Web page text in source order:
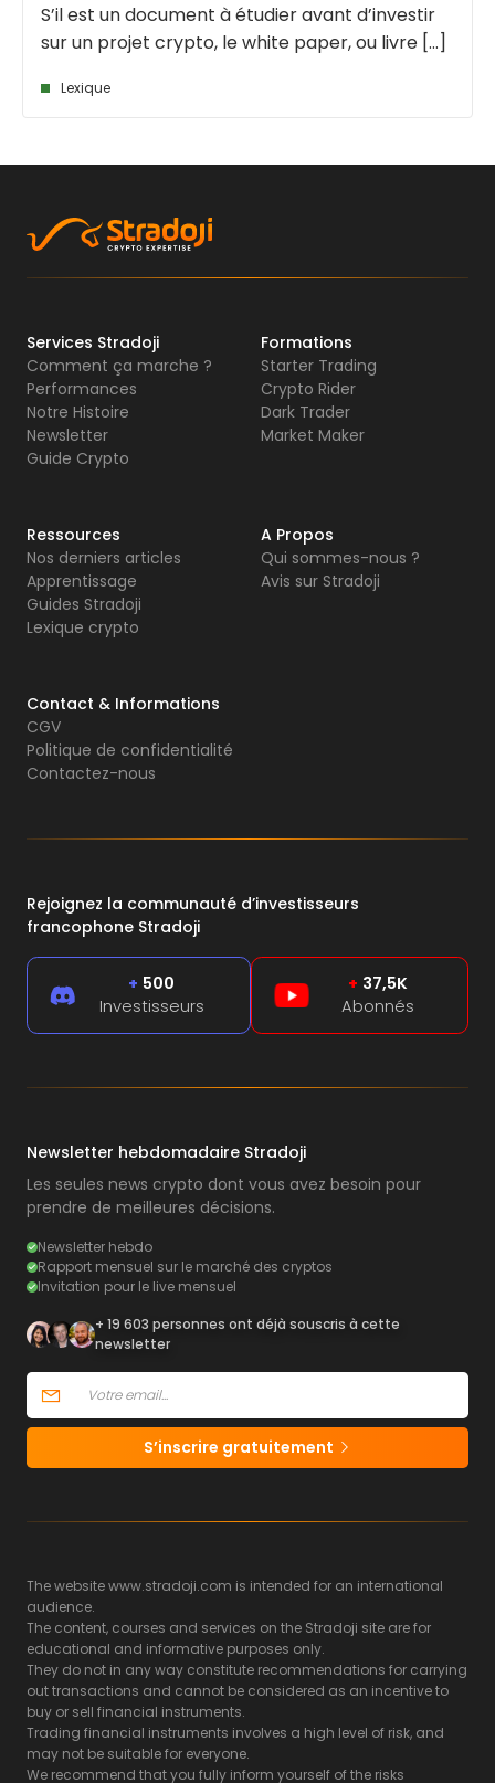
S’il est un document à étudier avant d’investir
sur un projet crypto, le white paper, ou livre [...]
Lexique
Services Stradoji
Comment ça marche ?
Performances
Notre Histoire
Newsletter
Guide Crypto
Formations
Starter Trading
Crypto Rider
Dark Trader
Market Maker
Ressources
Nos derniers articles
Apprentissage
Guides Stradoji
Lexique crypto
A Propos
Qui sommes-nous ?
Avis sur Stradoji
Contact & Informations
CGV
Politique de confidentialité
Contactez-nous
Rejoignez la communauté d’investisseurs
francophone Stradoji
+ 500
Investisseurs
+ 37,5K
Abonnés
Newsletter hebdomadaire Stradoji
Les seules news crypto dont vous avez besoin pour
prendre de meilleures décisions.
Newsletter hebdo
Rapport mensuel sur le marché des cryptos
Invitation pour le live mensuel
+ 19 603 personnes ont déjà souscris à cette
newsletter
S’inscrire gratuitement
The website www.stradoji.com is intended for an international
audience.
The content, courses and services on the Stradoji site are for
educational and informative purposes only.
They do not in any way constitute recommendations for carrying
out transactions and cannot be considered as an incentive to
buy or sell financial instruments.
Trading financial instruments involves a high level of risk, and
may not be suitable for everyone.
We recommend that you fully inform yourself of the risks